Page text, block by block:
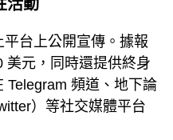
活動
台上公開宣傳。據報
美元，同時還提供終身
Telegram 頻道、地下論
）等社交媒體平台